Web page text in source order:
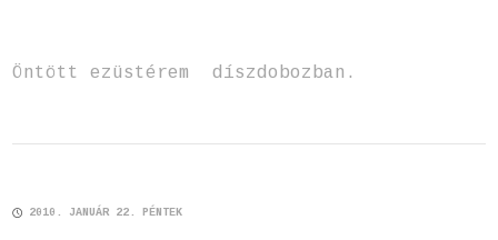
Öntött ezüstérem díszdobozban.
2010. JANUÁR 22. PÉNTEK